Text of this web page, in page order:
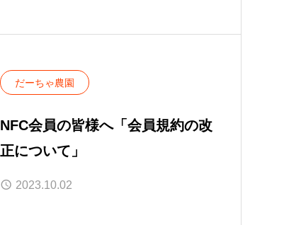
だーちゃ農園
NFC会員の皆様へ「会員規約の改
正について」
2023.10.02